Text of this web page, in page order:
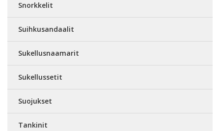
Snorkkelit
Suihkusandaalit
Sukellusnaamarit
Sukellussetit
Suojukset
Tankinit